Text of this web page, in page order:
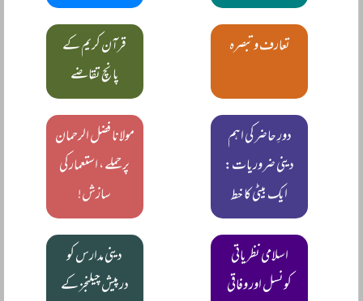
تعارف و تبصرہ
قرآن کریم کے
پانچ تقاضے
دورِ حاضر کی اہم
دینی ضروریات:
ایک بیٹی کا خط
مولانا فضل الرحمان
پر حملے ، استعمار کی
سازش!
اسلامی نظریاتی
کونسل اور وفاقی
دینی مدارس کو
درپیش چیلنجز کے